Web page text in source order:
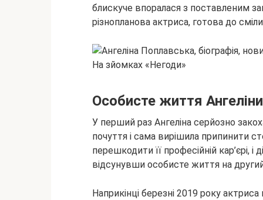
блискуче впоралася з поставленим
різнопланова актриса, готова до
На зйомках «Негоди»
Особисте життя
У перший раз Ангеліна серйозно
почуття і сама вирішила припинити
перешкодити її професійній кар’єрі,
відсунувши особисте життя на
Наприкінці березні 2019 року